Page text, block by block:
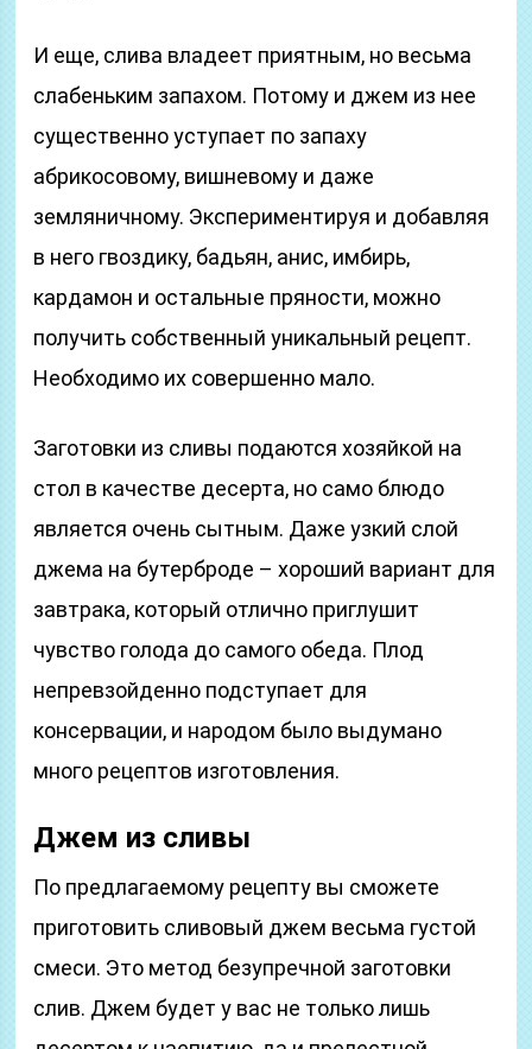
И еще, слива владеет приятным, но весьма
слабеньким запахом. Потому и джем из нее
существенно уступает по запаху
абрикосовому, вишневому и даже
земляничному. Экспериментируя и добавляя
в него гвоздику, бадьян, анис, имбирь,
кардамон и остальные пряности, можно
получить собственный уникальный рецепт.
Необходимо их совершенно мало.
Заготовки из сливы подаются хозяйкой на
стол в качестве десерта, но само блюдо
является очень сытным. Даже узкий слой
джема на бутерброде – хороший вариант для
завтрака, который отлично приглушит
чувство голода до самого обеда. Плод
непревзойденно подступает для
консервации, и народом было выдумано
много рецептов изготовления.
Джем из сливы
По предлагаемому рецепту вы сможете
приготовить сливовый джем весьма густой
смеси. Это метод безупречной заготовки
слив. Джем будет у вас не только лишь